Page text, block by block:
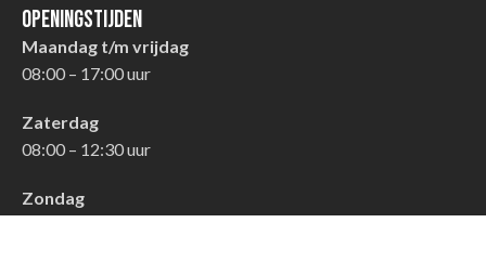
Openingstijden
Maandag t/m vrijdag
08:00 – 17:00 uur
Zaterdag
08:00 – 12:30 uur
Zondag